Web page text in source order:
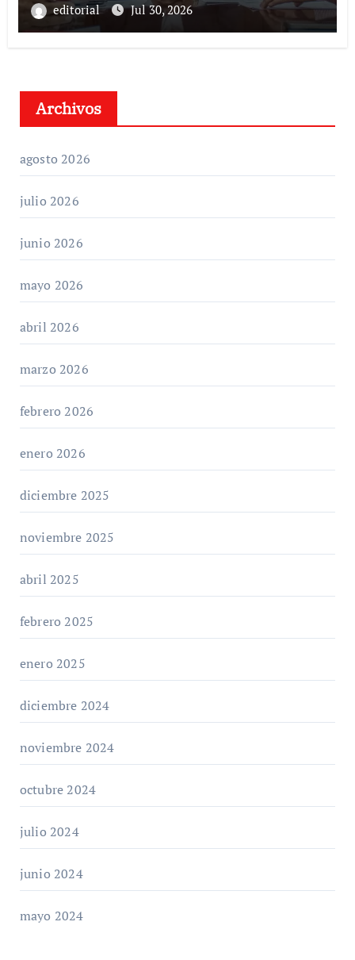
editorial Jul 30, 2026
Archivos
agosto 2026
julio 2026
junio 2026
mayo 2026
abril 2026
marzo 2026
febrero 2026
enero 2026
diciembre 2025
noviembre 2025
abril 2025
febrero 2025
enero 2025
diciembre 2024
noviembre 2024
octubre 2024
julio 2024
junio 2024
mayo 2024